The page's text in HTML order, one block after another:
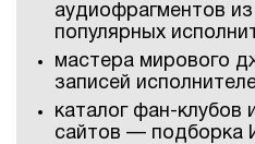
аудиофрагментов
популярных
мастера мирового
записей
каталог фан-клубов
сайтов — подборка